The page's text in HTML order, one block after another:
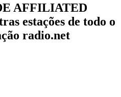
AFFILIATED
estações de todo o
radio.net